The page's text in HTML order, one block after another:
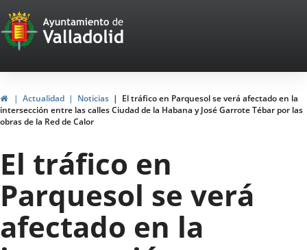
Portal
Web
del
Ayuntamiento
de
Valladolid
HomeActualidad Noticias
El tráfico en Parquesol se verá afectado en la
intersección entre las calles Ciudad de la Habana y José Garrote Tébar por las
obras de la Red de Calor
El tráfico en
Parquesol se verá
afectado en la